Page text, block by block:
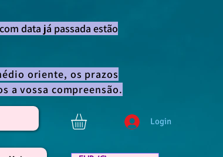
Login
data já passada estão
oriente, os prazos
a vossa compreensão.